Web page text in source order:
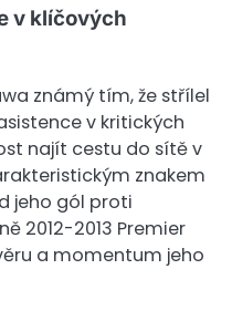
v klíčových
známý tím, že střílel
v kritických
najít cestu do sítě v
znakem
jeho gól proti
2012-2013 Premier
a momentum jeho